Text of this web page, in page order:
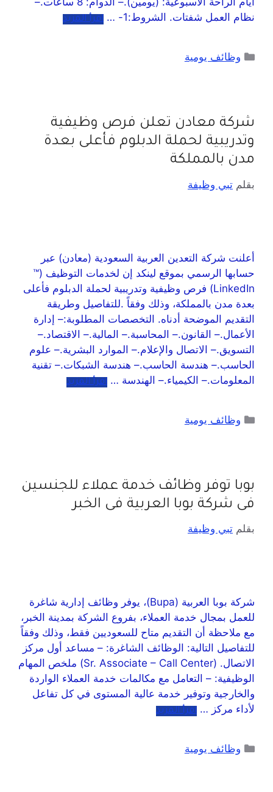
نظام العمل شفتات. الشروط:1- …
اقرأ المزيد
وظائف يومية
شركة معادن تعلن فرص وظيفية
وتدريبية لحملة الدبلوم فأعلى بعدة
مدن بالمملكة
بقلم تبي وظيفة
أعلنت شركة التعدين العربية السعودية (معادن) عبر
حسابها الرسمي بموقع لينكد إن لخدمات التوظيف (™
LinkedIn) فرص وظيفية وتدريبية لحملة الدبلوم فأعلى
بعدة مدن بالمملكة، وذلك وفقاً .للتفاصيل وطريقة
التقديم الموضحة أدناه. التخصصات المطلوبة:– إدارة
الأعمال.– القانون.– المحاسبة.– المالية.– الاقتصاد.–
التسويق.– الاتصال والإعلام.– الموارد البشرية.– علوم
الحاسب.– هندسة الحاسب.– هندسة الشبكات.– تقنية
المعلومات.– الكيمياء.– الهندسة … اقرأ المزيد
وظائف يومية
بوبا توفر وظائف خدمة عملاء للجنسين
فى شركة بوبا العربية فى الخبر
بقلم تبي وظيفة
شركة بوبا العربية (Bupa)، يوفر وظائف إدارية شاغرة
للعمل بمجال خدمة العملاء، بفروع الشركة بمدينة الخبر،
مع ملاحظة أن التقديم متاح للسعوديين فقط، وذلك وفقاً
للتفاصيل التالية: الوظائف الشاغرة: – مساعد أول مركز
الاتصال. (Sr. Associate – Call Center) ملخص المهام
الوظيفية: – التعامل مع مكالمات خدمة العملاء الواردة
والخارجية وتوفير خدمة عالية المستوى في كل تفاعل
لأداء مركز … اقرأ المزيد
وظائف يومية